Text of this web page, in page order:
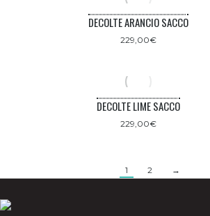
DECOLTE ARANCIO SACCO
229,00€
DECOLTE LIME SACCO
229,00€
1 2 →